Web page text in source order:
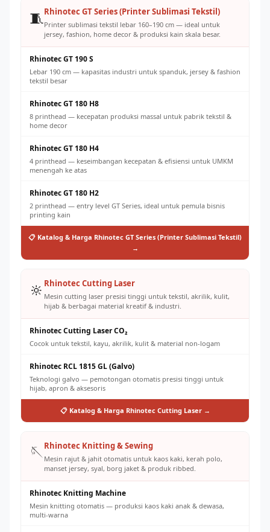
🧵Rhinotec GT Series (Printer Sublimasi Tekstil)
Printer sublimasi tekstil lebar 160–190 cm — ideal untuk
jersey, fashion, home decor & produksi kain skala besar.
Rhinotec GT 190 S
Lebar 190 cm — kapasitas industri untuk spanduk, jersey & fashion
tekstil besar
Rhinotec GT 180 H8
8 printhead — kecepatan produksi massal untuk pabrik tekstil &
home decor
Rhinotec GT 180 H4
4 printhead — keseimbangan kecepatan & efisiensi untuk UMKM
menengah ke atas
Rhinotec GT 180 H2
2 printhead — entry level GT Series, ideal untuk pemula bisnis
printing kain
📋 Katalog & Harga Rhinotec GT Series (Printer Sublimasi Tekstil)
→
🔆 Rhinotec Cutting Laser
Mesin cutting laser presisi tinggi untuk tekstil, akrilik, kulit,
hijab & berbagai material kreatif & industri.
Rhinotec Cutting Laser CO₂
Cocok untuk tekstil, kayu, akrilik, kulit & material non-logam
Rhinotec RCL 1815 GL (Galvo)
Teknologi galvo — pemotongan otomatis presisi tinggi untuk
hijab, apron & aksesoris
📋 Katalog & Harga Rhinotec Cutting Laser →
🪡Rhinotec Knitting & Sewing
Mesin rajut & jahit otomatis untuk kaos kaki, kerah polo,
manset jersey, syal, borg jaket & produk ribbed.
Rhinotec Knitting Machine
Mesin knitting otomatis — produksi kaos kaki anak & dewasa,
multi-warna